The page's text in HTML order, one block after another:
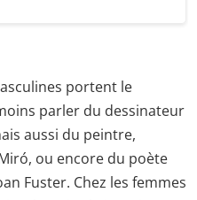
portent le
parler du dessinateur
aussi du peintre,
ou encore du poète
Fuster. Chez les femmes